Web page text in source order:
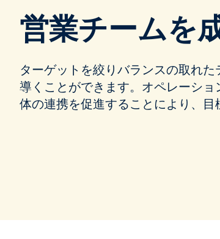
営業チームを
ターゲットを絞りバランスの取れ
導くことができます。オペレーシ
体の連携を促進することにより、目